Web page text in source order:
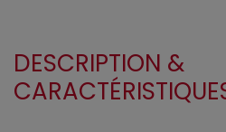
DESCRIPTION &